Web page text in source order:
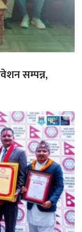
सम्पन्न,